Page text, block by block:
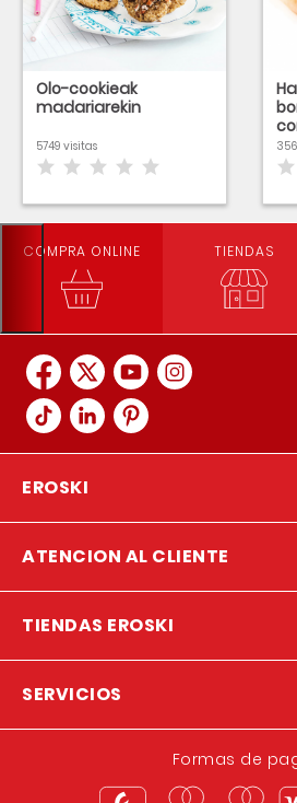
Olo-cookieak
madariarekin
5749 visitas
COMPRA ONLINE TIENDAS
EROSKI
ATENCION AL CLIENTE
TIENDAS EROSKI
SERVICIOS
Formas de